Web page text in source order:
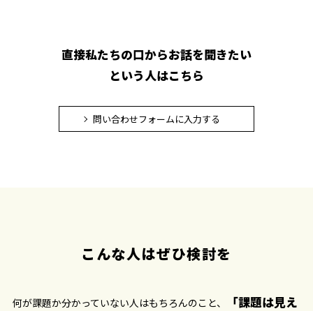
直接私たちの口からお話を聞きたい
という人はこちら
問い合わせフォームに入力する
こんな人はぜひ検討を
何が課題か分かっていない人はもちろんのこと、
「課題は見え